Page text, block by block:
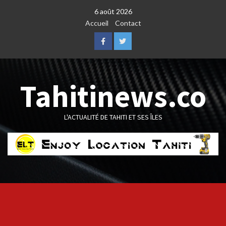
6 août 2026
Accueil
Contact
FacebookTwitter
Tahitinews.co
L'ACTUALITÉ DE TAHITI ET SES ÎLES